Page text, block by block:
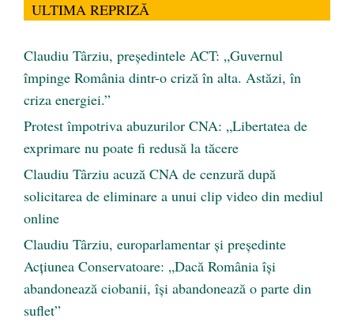
ULTIMA REPRIZĂ
Claudiu Târziu, președintele ACT: „Guvernul
împinge România dintr-o criză în alta. Astăzi, în
criza energiei.”
Protest împotriva abuzurilor CNA: „Libertatea de
exprimare nu poate fi redusă la tăcere
Claudiu Târziu acuză CNA de cenzură după
solicitarea de eliminare a unui clip video din mediul
online
Claudiu Târziu, europarlamentar și președinte
Acțiunea Conservatoare: „Dacă România își
abandonează ciobanii, își abandonează o parte din
suflet”